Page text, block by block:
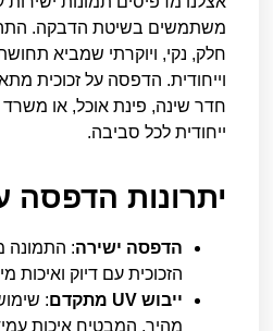
משתמשים בשיטת הדבקה.
חלק, נקי, ויוקרתי שמביא
וייחודית. הדפסה על זכוכית
חדר שינה, פינת אוכל, או משרד
ייחודית לכל סביבה.
יתרונות הדפסה
הדפסה ישירה: התמונה
הזכוכית עם דיוק ואיכות
ייבוש UV מתקדם
מהיר, המבטיח איכות